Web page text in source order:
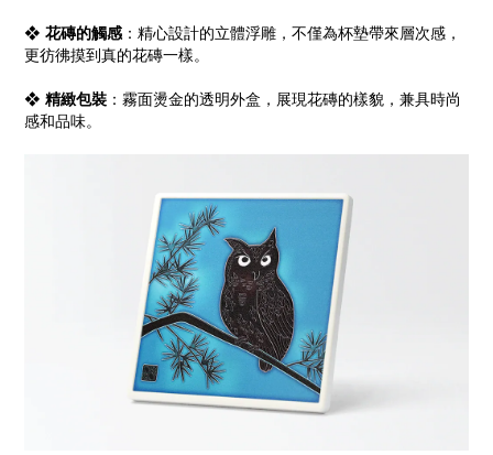
❖ 花磚的觸感 ：精心設計的立體浮雕，不僅為杯墊帶來層次感，
更彷彿摸到真的花磚一樣。
❖ 精緻包裝 ：霧面燙金的透明外盒，展現花磚的樣貌，兼具時尚
感和品味。